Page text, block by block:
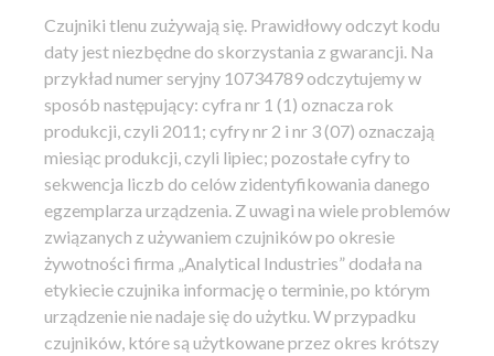
Czujniki tlenu zużywają się. Prawidłowy odczyt kodu
daty jest niezbędne do skorzystania z gwarancji. Na
przykład numer seryjny 10734789 odczytujemy w
sposób następujący: cyfra nr 1 (1) oznacza rok
produkcji, czyli 2011; cyfry nr 2 i nr 3 (07) oznaczają
miesiąc produkcji, czyli lipiec; pozostałe cyfry to
sekwencja liczb do celów zidentyfikowania danego
egzemplarza urządzenia. Z uwagi na wiele problemów
związanych z używaniem czujników po okresie
żywotności firma „Analytical Industries” dodała na
etykiecie czujnika informację o terminie, po którym
urządzenie nie nadaje się do użytku. W przypadku
czujników, które są użytkowane przez okres krótszy